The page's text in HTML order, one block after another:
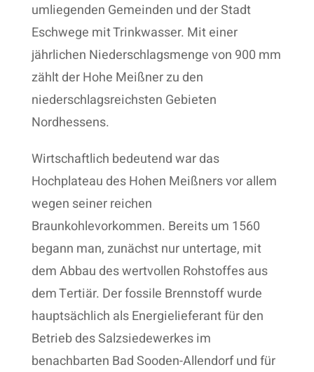
umliegenden Gemeinden und der Stadt
Eschwege mit Trinkwasser. Mit einer
jährlichen Niederschlagsmenge von 900 mm
zählt der Hohe Meißner zu den
niederschlagsreichsten Gebieten
Nordhessens.
Wirtschaftlich bedeutend war das
Hochplateau des Hohen Meißners vor allem
wegen seiner reichen
Braunkohlevorkommen. Bereits um 1560
begann man, zunächst nur untertage, mit
dem Abbau des wertvollen Rohstoffes aus
dem Tertiär. Der fossile Brennstoff wurde
hauptsächlich als Energielieferant für den
Betrieb des Salzsiedewerkes im
benachbarten Bad Sooden-Allendorf und für